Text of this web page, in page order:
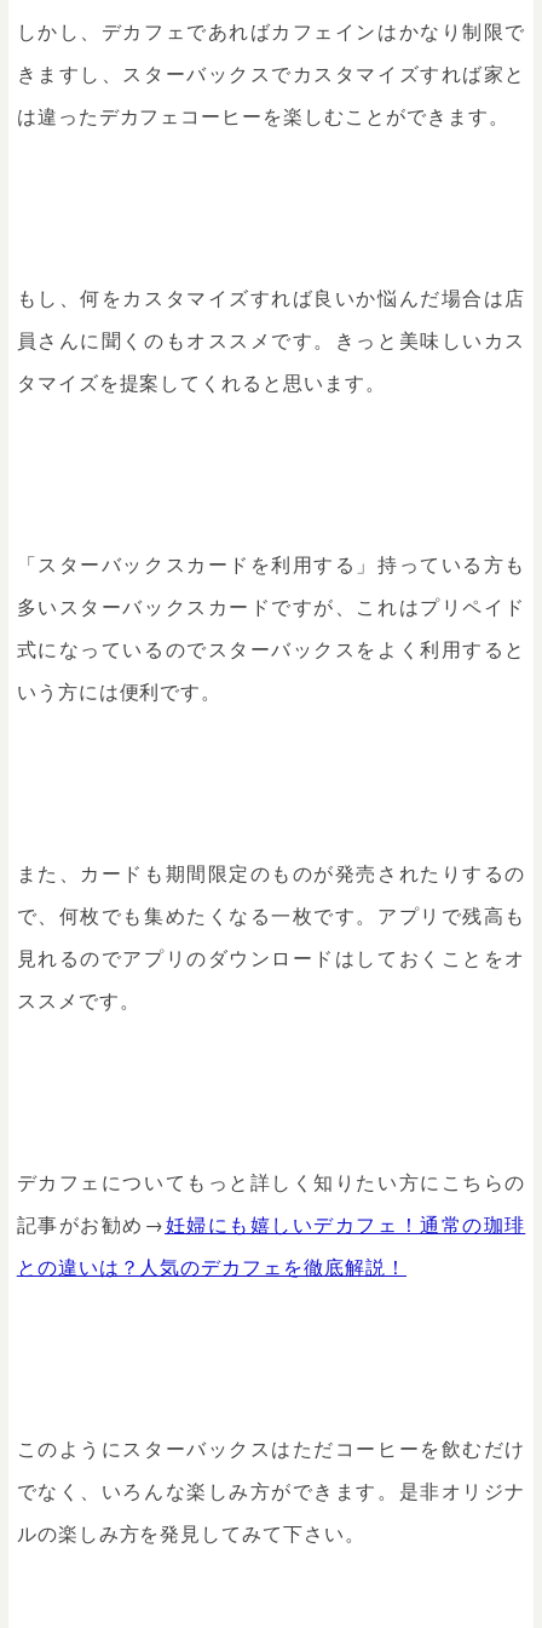
しかし、デカフェであればカフェインはかなり制限で
きますし、スターバックスでカスタマイズすれば家と
は違ったデカフェコーヒーを楽しむことができます。
もし、何をカスタマイズすれば良いか悩んだ場合は店
員さんに聞くのもオススメです。きっと美味しいカス
タマイズを提案してくれると思います。
「スターバックスカードを利用する」持っている方も
多いスターバックスカードですが、これはプリペイド
式になっているのでスターバックスをよく利用すると
いう方には便利です。
また、カードも期間限定のものが発売されたりするの
で、何枚でも集めたくなる一枚です。アプリで残高も
見れるのでアプリのダウンロードはしておくことをオ
ススメです。
デカフェについてもっと詳しく知りたい方にこちらの
記事がお勧め→妊婦にも嬉しいデカフェ！通常の珈琲
との違いは？人気のデカフェを徹底解説！
このようにスターバックスはただコーヒーを飲むだけ
でなく、いろんな楽しみ方ができます。是非オリジナ
ルの楽しみ方を発見してみて下さい。